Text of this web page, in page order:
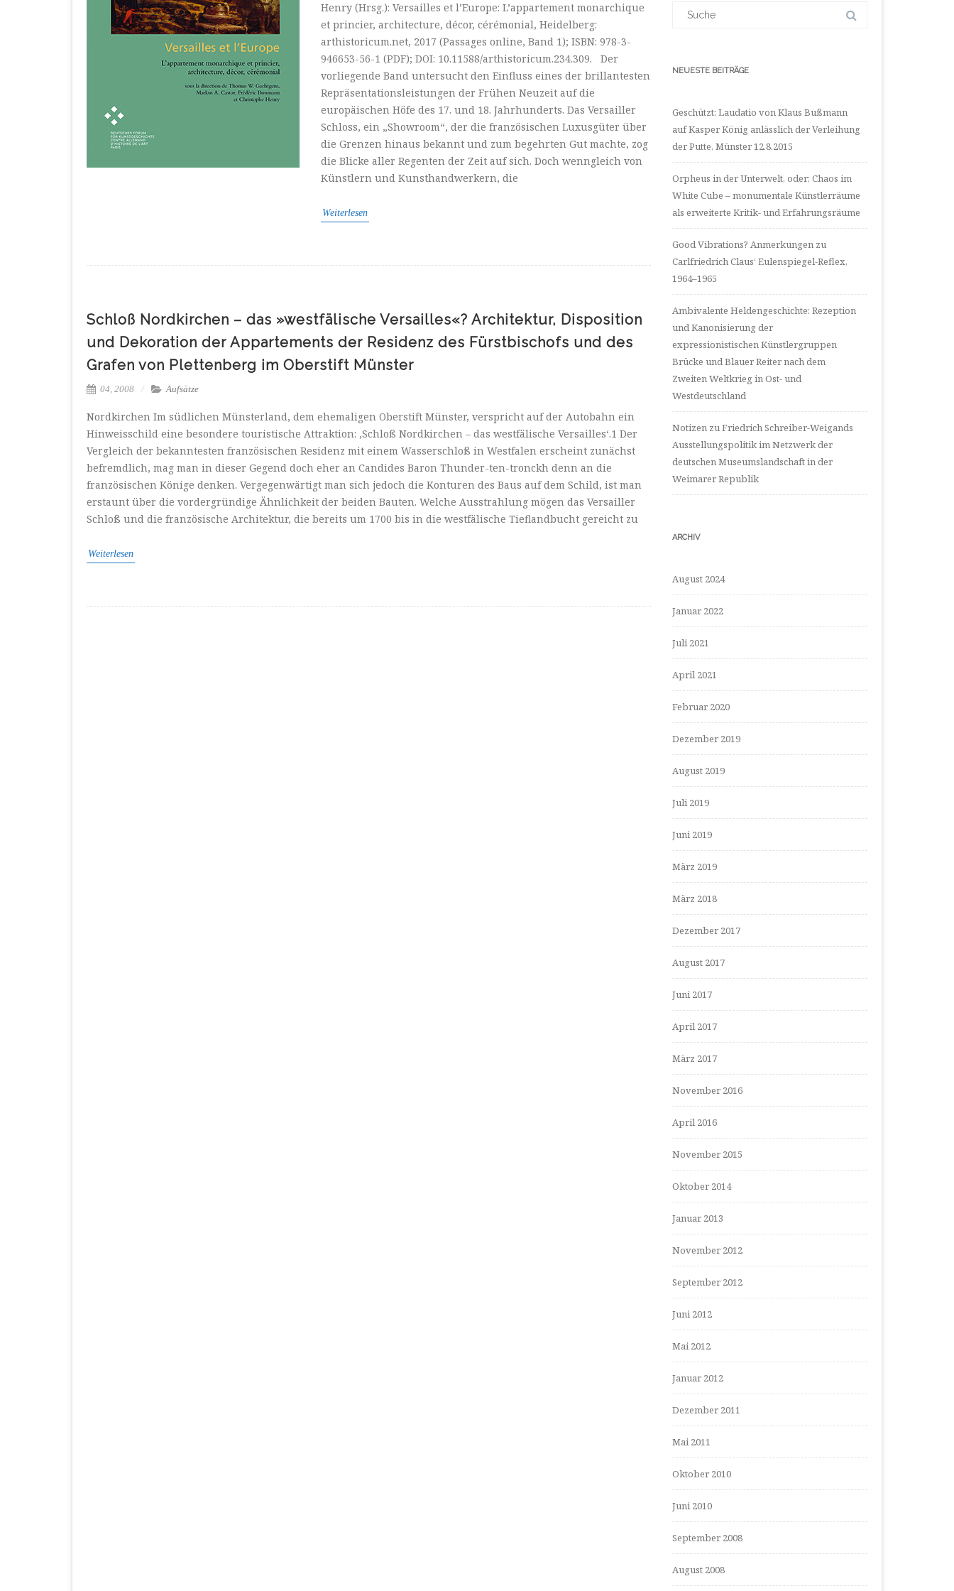
Henry (Hrsg.): Versailles et l’Europe: L’appartement monarchique
et princier, architecture, décor, cérémonial, Heidelberg:
arthistoricum.net, 2017 (Passages online, Band 1); ISBN: 978-3-
946653-56-1 (PDF); DOI: 10.11588/arthistoricum.234.309. Der
vorliegende Band untersucht den Einfluss eines der brillantesten
Repräsentationsleistungen der Frühen Neuzeit auf die
europäischen Höfe des 17. und 18. Jahrhunderts. Das Versailler
Schloss, ein „Showroom“, der die französischen Luxusgüter über
die Grenzen hinaus bekannt und zum begehrten Gut machte, zog
die Blicke aller Regenten der Zeit auf sich. Doch wenngleich von
Künstlern und Kunsthandwerkern, die
Weiterlesen
Schloß Nordkirchen – das »westfälische Versailles«? Architektur, Disposition
und Dekoration der Appartements der Residenz des Fürstbischofs und des
Grafen von Plettenberg im Oberstift Münster
04, 2008 Aufsätze
Nordkirchen Im südlichen Münsterland, dem ehemaligen Oberstift Münster, verspricht auf der Autobahn ein
Hinweisschild eine besondere touristische Attraktion: ‚Schloß Nordkirchen – das westfälische Versailles‘.1 Der
Vergleich der bekanntesten französischen Residenz mit einem Wasserschloß in Westfalen erscheint zunächst
befremdlich, mag man in dieser Gegend doch eher an Candides Baron Thunder-ten-tronckh denn an die
französischen Könige denken. Vergegenwärtigt man sich jedoch die Konturen des Baus auf dem Schild, ist man
erstaunt über die vordergründige Ähnlichkeit der beiden Bauten. Welche Ausstrahlung mögen das Versailler
Schloß und die französische Architektur, die bereits um 1700 bis in die westfälische Tieflandbucht gereicht zu
Weiterlesen
für:
NEUESTE BEITRÄGE
Geschützt: Laudatio von Klaus Bußmann
auf Kasper König anlässlich der Verleihung
der Putte, Münster 12.8.2015
Orpheus in der Unterwelt, oder: Chaos im
White Cube – monumentale Künstlerräume
als erweiterte Kritik- und Erfahrungsräume
Good Vibrations? Anmerkungen zu
Carlfriedrich Claus‘ Eulenspiegel-Reflex,
1964–1965
Ambivalente Heldengeschichte: Rezeption
und Kanonisierung der
expressionistischen Künstlergruppen
Brücke und Blauer Reiter nach dem
Zweiten Weltkrieg in Ost- und
Westdeutschland
Notizen zu Friedrich Schreiber-Weigands
Ausstellungspolitik im Netzwerk der
deutschen Museumslandschaft in der
Weimarer Republik
ARCHIV
August 2024
Januar 2022
Juli 2021
April 2021
Februar 2020
Dezember 2019
August 2019
Juli 2019
Juni 2019
März 2019
März 2018
Dezember 2017
August 2017
Juni 2017
April 2017
März 2017
November 2016
April 2016
November 2015
Oktober 2014
Januar 2013
November 2012
September 2012
Juni 2012
Mai 2012
Januar 2012
Dezember 2011
Mai 2011
Oktober 2010
Juni 2010
September 2008
August 2008